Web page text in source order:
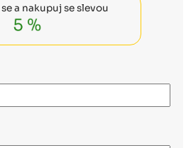
a nakupuj se slevou
5 %